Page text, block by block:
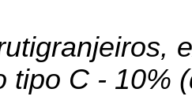
tipo C - 10%